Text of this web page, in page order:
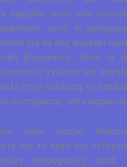
ακριβώς αυτό που
Αυτό το
για να σας παρέχει
βιομηχανία. Αυτό το
γνώσεις και
στην ανάλυση, το
συστήματος, την εφαρμογή
ευρύ φάσμα
για το έργο του
πληροφορίες κατά